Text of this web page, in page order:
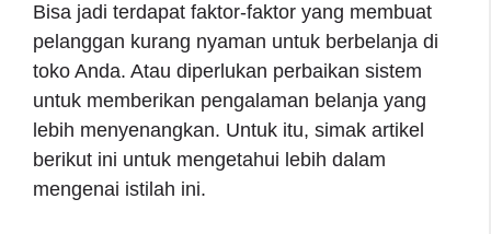
Bisa jadi terdapat faktor-faktor yang membuat
pelanggan kurang nyaman untuk berbelanja di
toko Anda. Atau diperlukan perbaikan sistem
untuk memberikan pengalaman belanja yang
lebih menyenangkan. Untuk itu, simak artikel
berikut ini untuk mengetahui lebih dalam
mengenai istilah ini.